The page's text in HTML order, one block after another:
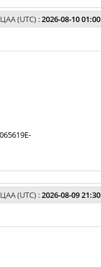
(UTC) :2026-08-10 01:00
(UTC) :2026-08-09 21:30